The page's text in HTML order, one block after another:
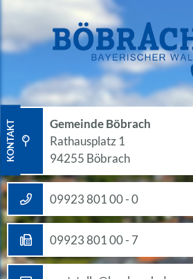
KONTAKT
Gemeinde Böbrach
Rathausplatz 1
94255 Böbrach
09923 801 00 - 0
09923 801 00 - 7